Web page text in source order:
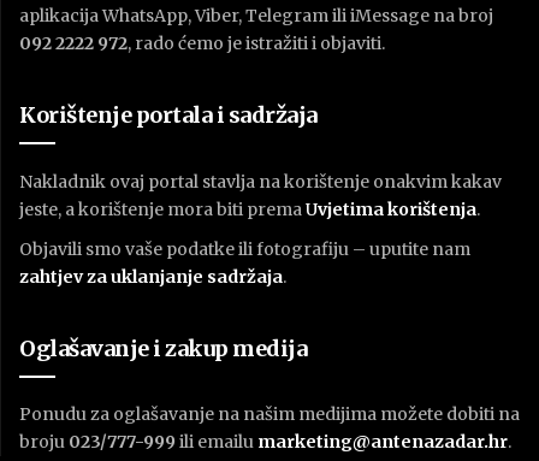
aplikacija WhatsApp, Viber, Telegram ili iMessage na broj
092 2222 972, rado ćemo je istražiti i objaviti.
Korištenje portala i sadržaja
Nakladnik ovaj portal stavlja na korištenje onakvim kakav
jeste, a korištenje mora biti premaUvjetima korištenja.
Objavili smo vaše podatke ili fotografiju – uputite nam
zahtjev za uklanjanje sadržaja.
Oglašavanje i zakup medija
Ponudu za oglašavanje na našim medijima možete dobiti na
broju 023/777-999 ili emailu marketing@antenazadar.hr.